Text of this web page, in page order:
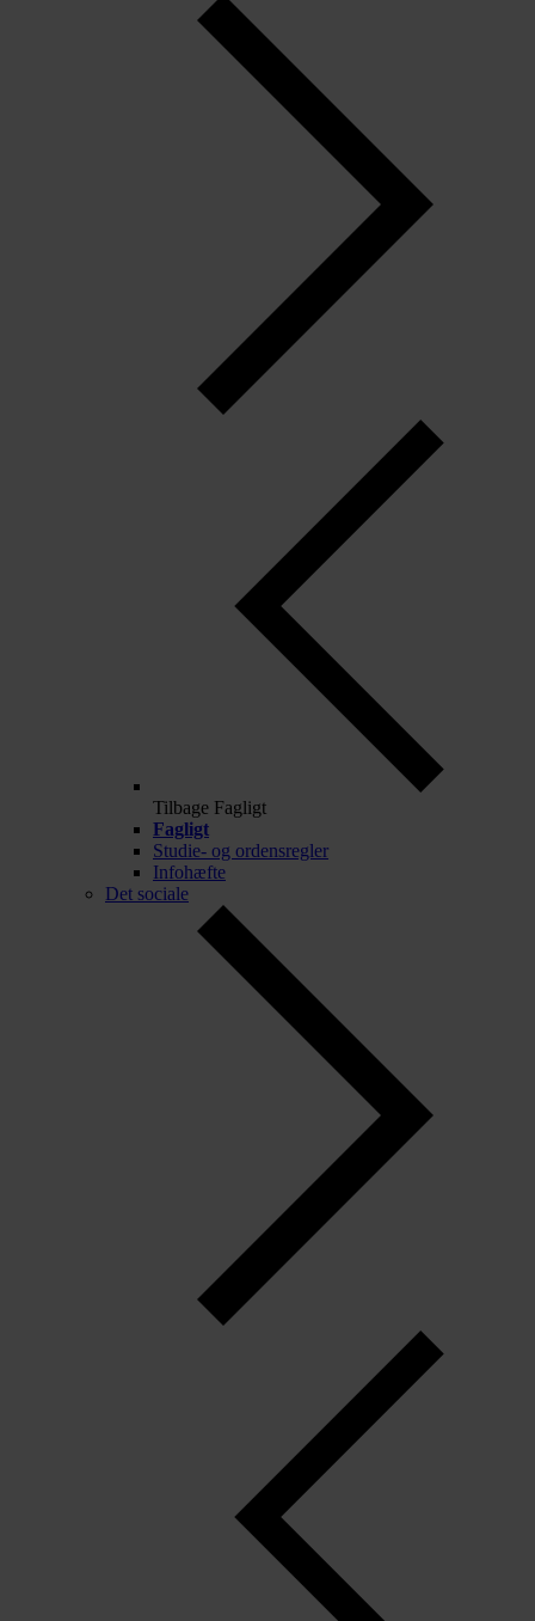
Tilbage Fagligt
Fagligt
Studie- og ordensregler
Infohæfte
Det sociale